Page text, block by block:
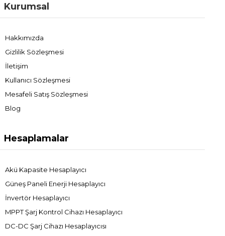
Kurumsal
Hakkımızda
Gizlilik Sözleşmesi
İletişim
Kullanıcı Sözleşmesi
Mesafeli Satış Sözleşmesi
Blog
Hesaplamalar
Akü Kapasite Hesaplayıcı
Güneş Paneli Enerji Hesaplayıcı
İnvertör Hesaplayıcı
MPPT Şarj Kontrol Cihazı Hesaplayıcı
DC-DC Şarj Cihazı Hesaplayıcısı